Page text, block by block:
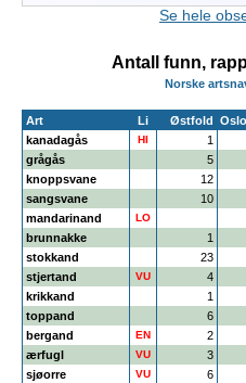
End of interactive chart.
Se hele
Antall funn,
Norske
Art Li Østfold
kanadagås
HI 1
grågås
5
knoppsvane
12
sangsvane
10
mandarinand
LO
brunnakke
1
stokkand
23
stjertand
VU 4
krikkand
1
toppand
6
bergand
EN 2
ærfugl
VU 3
sjøorre
VU 6